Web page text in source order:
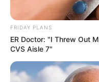
FRIDAY PLANS
ER Doctor: "I Threw Out
CVS Aisle 7"